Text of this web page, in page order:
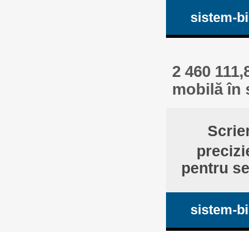
sistem-
2 460
mobilă în
pentru
sistem-